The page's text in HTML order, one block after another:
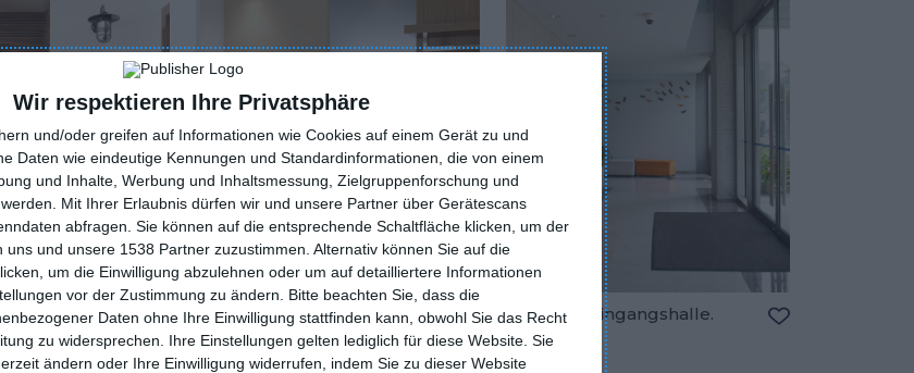
Wir respektieren Ihre Privatsphäre
und/oder greifen auf Informationen wie Cookies auf einem Gerät zu und
Daten wie eindeutige Kennungen und Standardinformationen, die von einem
und Inhalte, Werbung und Inhaltsmessung, Zielgruppenforschung und
Mit Ihrer Erlaubnis dürfen wir und unsere Partner über Gerätescans
abfragen. Sie können auf die entsprechende Schaltfläche klicken, um der
und unsere 1538 Partner zuzustimmen. Alternativ können Sie auf die
um die Einwilligung abzulehnen oder um auf detailliertere Informationen
vor der Zustimmung zu ändern.
Bitte beachten Sie, dass die
Daten ohne Ihre Einwilligung stattfinden kann, obwohl Sie das Recht
zu widersprechen. Ihre Einstellungen gelten lediglich für diese Website. Sie
ändern oder Ihre Einwilligung widerrufen, indem Sie zu dieser Website
Zu den Favoriten hinzufügen
Moderner Flur in Beige und
Braun
Zu den Favoriten hinzufügen
Moderne Eingangshalle.